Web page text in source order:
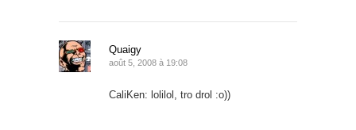
Quaigy
août 5, 2008 à 19:08
CaliKen: lolilol, tro drol :o))